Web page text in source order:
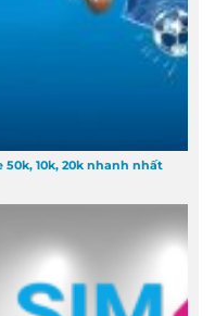
10k, 20k nhanh nhất